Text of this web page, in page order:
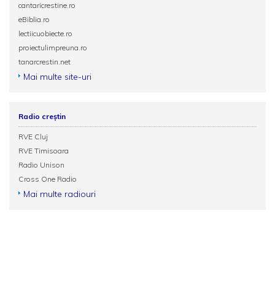
cantaricrestine.ro
eBiblia.ro
lectiicuobiecte.ro
proiectulimpreuna.ro
tanarcrestin.net
Mai multe site-uri
Radio creștin
RVE Cluj
RVE Timisoara
Radio Unison
Cross One Radio
Mai multe radiouri